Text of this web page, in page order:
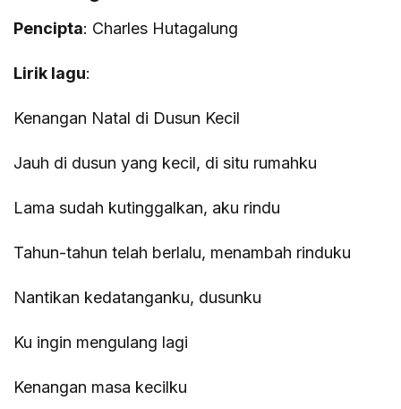
Pencipta: Charles Hutagalung
Lirik lagu:
Kenangan Natal di Dusun Kecil
Jauh di dusun yang kecil, di situ rumahku
Lama sudah kutinggalkan, aku rindu
Tahun-tahun telah berlalu, menambah rinduku
Nantikan kedatanganku, dusunku
Ku ingin mengulang lagi
Kenangan masa kecilku